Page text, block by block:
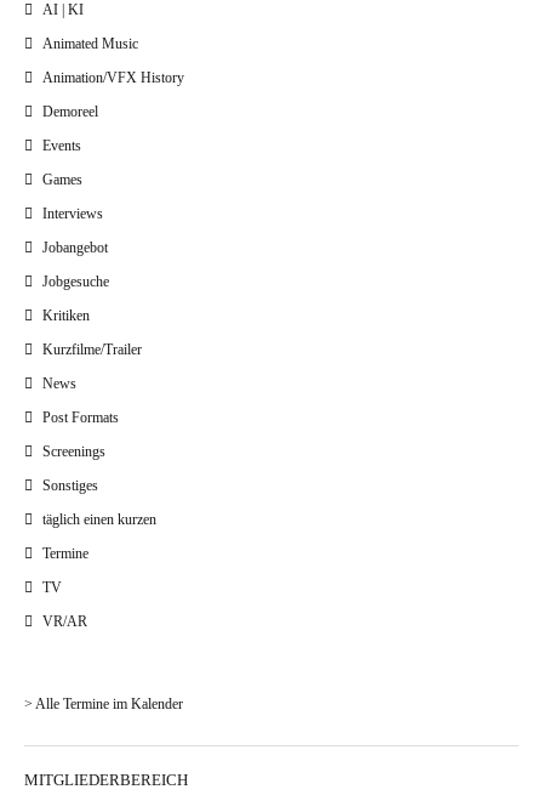
AI | KI
Animated Music
Animation/VFX History
Demoreel
Events
Games
Interviews
Jobangebot
Jobgesuche
Kritiken
Kurzfilme/Trailer
News
Post Formats
Screenings
Sonstiges
täglich einen kurzen
Termine
TV
VR/AR
> Alle Termine im Kalender
MITGLIEDERBEREICH